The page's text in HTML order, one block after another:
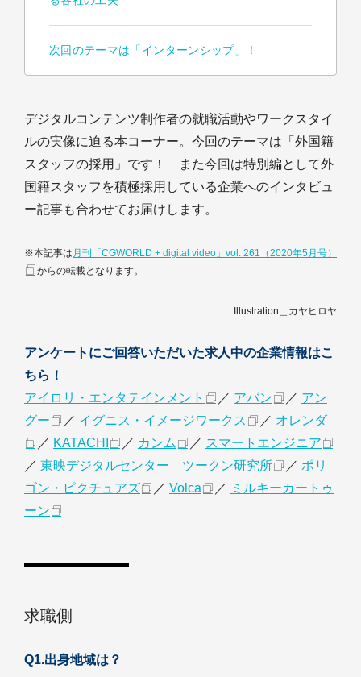
次回のテーマは「インターンシップ」！
デジタルコンテンツ制作者の就職活動やワークスタイ
ルの実像に迫る本コーナー。今回のテーマは「外国籍
スタッフの採用」です！ また今回は特別編として外
国籍スタッフを積極採用している企業へのインタビュ
ー記事も合わせてお届けします。
※本記事は 月刊「CGWORLD + digital video」vol. 261（2020年5月号）
からの転載となります。
Illustration＿カヤヒロヤ
アンケートにご回答いただいた求人中の企業情報はこ
ちら！
アイロリ・エンタテインメント
／ アバン ／ アン
グー
／ イグニス・イメージワークス ／ オレンダ
／ KATACHI ／ カンム ／ スマートエンジニア
／ 東映デジタルセンター ツークン研究所 ／ ポリ
ゴン・ピクチュアズ
／ Volca ／ ミルキーカートゥ
ーン
求職側
Q1.出身地域は？